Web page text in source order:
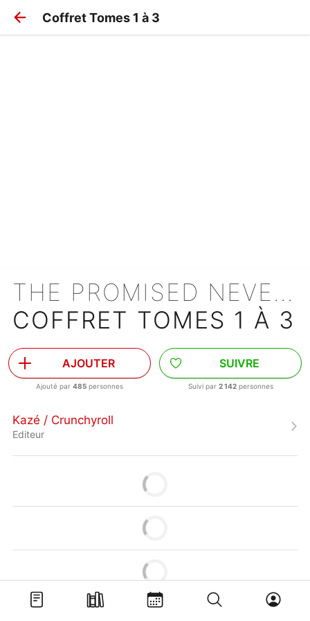
Coffret Tomes 1 à 3
THE PROMISED NEVERLAND
COFFRET TOMES 1 À 3
AJOUTER
Ajouté par 485 personnes
SUIVRE
Suivi par 2 142personnes
Kazé / Crunchyroll
Editeur